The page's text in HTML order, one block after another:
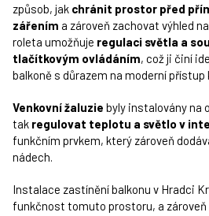
způsob, jak chránit prostor před
zářením a zároveň zachovat výhled
roleta umožňuje regulaci světla a
tlačítkovým ovládáním, což ji činí
balkoně s důrazem na moderní přístup
Venkovní žaluzie byly instalovány na
tak regulovat teplotu a světlo v
funkčním prvkem, který zároveň
nádech.
Instalace zastínění balkonu v Hradci
funkčnost tomuto prostoru, a zároveň